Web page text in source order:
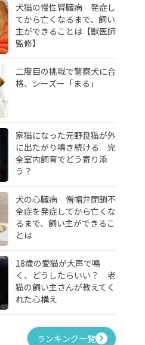
犬猫の慢性腎臓病 発症し
てから亡くなるまで、飼い
主ができることは【獣医師
監修】
二度目の挑戦で警察犬に合
格、シーズー「まる」
家猫になった元野良猫が外
に出たがり鳴き続ける 完
全室内飼育でどう寄り添
う？
犬の心臓病 僧帽弁閉鎖不
全症を発症してから亡くな
るまで、飼い主ができるこ
とは
18歳の愛猫が大声で鳴
く、どうしたらいい？ 老
猫の飼い主さんが教えてく
れた心構え
ランキング一覧